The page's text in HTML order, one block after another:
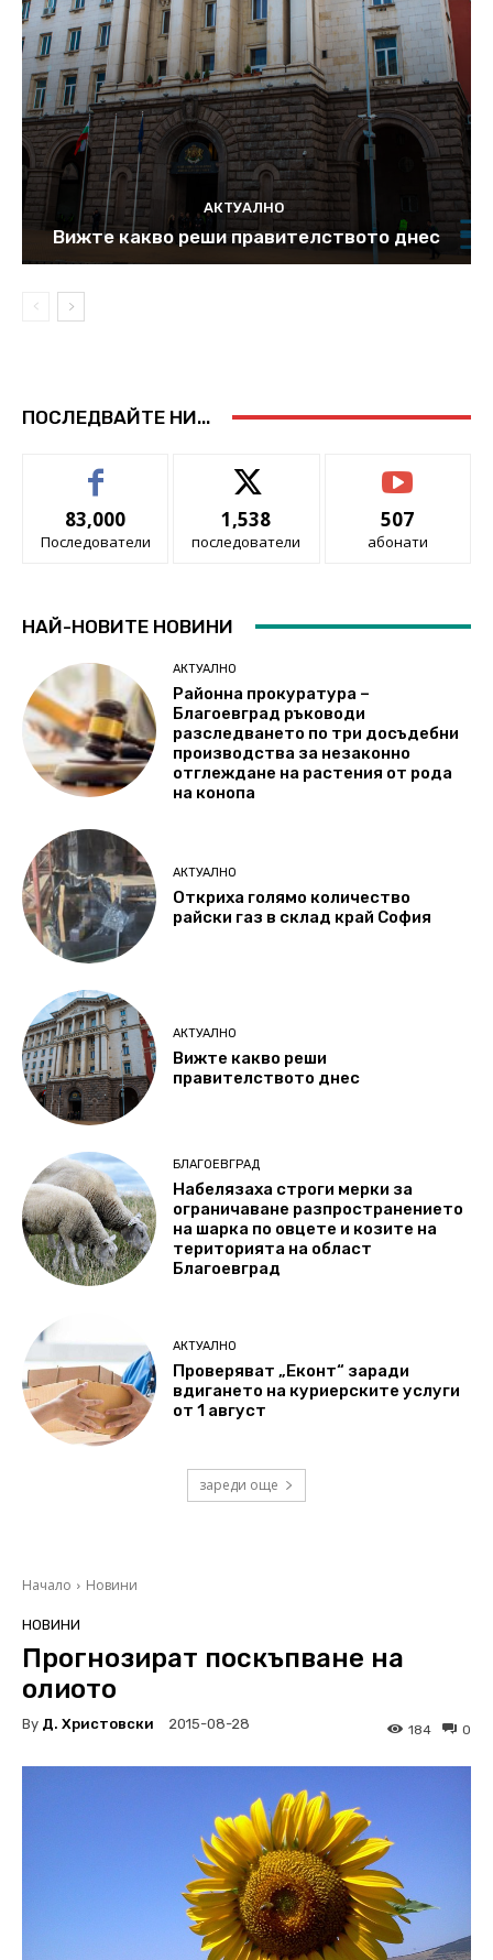
АКТУАЛНО
Вижте какво реши правителството днес
ПОСЛЕДВАЙТЕ НИ...
83,000
Последователи
1,538
последователи
507
абонати
НАЙ-НОВИТЕ НОВИНИ
АКТУАЛНО
Районна прокуратура –
Благоевград ръководи
разследването по три досъдебни
производства за незаконно
отглеждане на растения от рода
на конопа
АКТУАЛНО
Откриха голямо количество
райски газ в склад край София
АКТУАЛНО
Вижте какво реши
правителството днес
БЛАГОЕВГРАД
Набелязаха строги мерки за
ограничаване разпространението
на шарка по овцете и козите на
територията на област
Благоевград
АКТУАЛНО
Проверяват „Еконт“ заради
вдигането на куриерските услуги
от 1 август
зареди още